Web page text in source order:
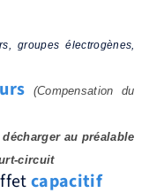
groupes électrogènes,
(Compensation du
au préalable
circuit
capacitif